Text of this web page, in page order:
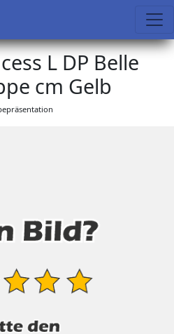
L DP Belle
cm Gelb